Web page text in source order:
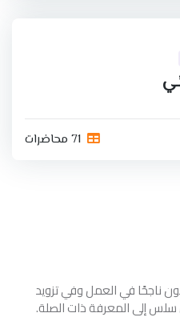
71 محاضرات
ناجحًا في العمل وفي تزويد
سلس إلى المعرفة ذات الصلة.